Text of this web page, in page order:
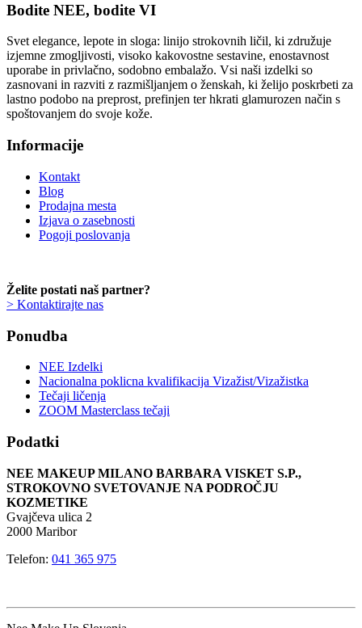
Bodite NEE, bodite VI
Svet elegance, lepote in sloga: linijo strokovnih ličil, ki združuje
izjemne zmogljivosti, visoko kakovostne sestavine, enostavnost
uporabe in privlačno, sodobno embalažo. Vsi naši izdelki so
zasnovani in razviti z razmišljanjem o ženskah, ki želijo poskrbeti za
lastno podobo na preprost, prefinjen ter hkrati glamurozen način s
spoštovanjem do svoje kože.
Informacije
Kontakt
Blog
Prodajna mesta
Izjava o zasebnosti
Pogoji poslovanja
Želite postati naš partner?
> Kontaktirajte nas
Ponudba
NEE Izdelki
Nacionalna poklicna kvalifikacija Vizažist/Vizažistka
Tečaji ličenja
ZOOM Masterclass tečaji
Podatki
NEE MAKEUP MILANO BARBARA VISKET S.P.,
STROKOVNO SVETOVANJE NA PODROČJU
KOZMETIKE
Gvajčeva ulica 2
2000 Maribor
Telefon: 041 365 975